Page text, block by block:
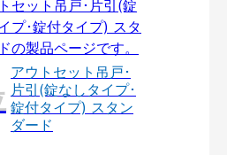
アウトセット吊戸･
片引(錠なしタイプ･
錠付タイプ) スタン
ダード